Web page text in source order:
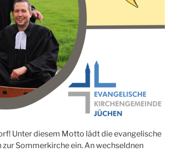
Unter diesem Motto lädt die evangelische
Sommerkirche ein. An wechseldnen